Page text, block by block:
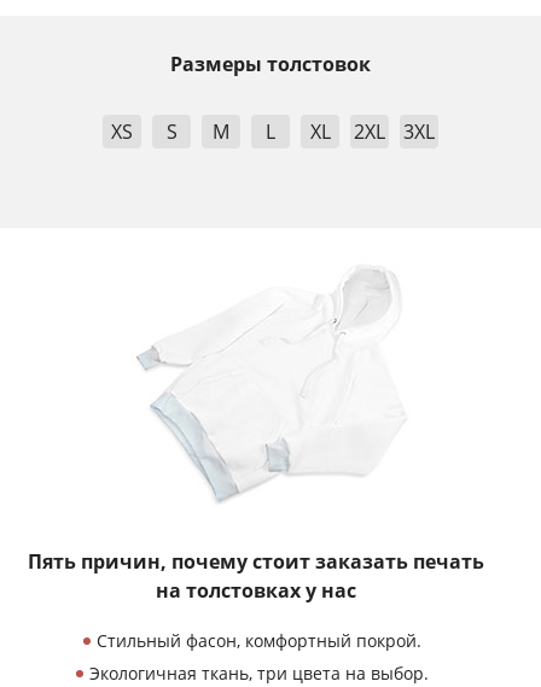
Размеры толстовок
XS S M L XL 2XL 3XL
Пять причин, почемустоит заказать печать
на толстовках у нас
Стильный фасон, комфортный покрой.
Экологичная ткань, три цвета на выбор.